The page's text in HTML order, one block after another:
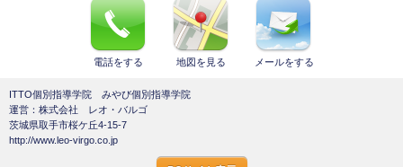
電話をする 地図を見る メールをする
ITTO個別指導学院 みやび個別指導学院
運営：株式会社 レオ・バルゴ
茨城県取手市桜ケ丘4-15-7
http://www.leo-virgo.co.jp